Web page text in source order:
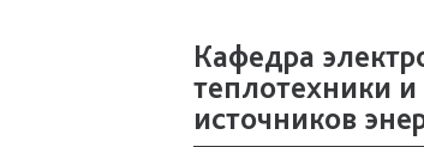
Кафедра
теплотехники
источников